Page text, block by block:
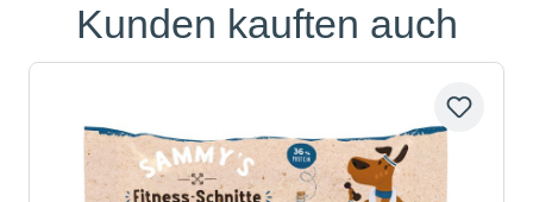
Produktgalerie überspringen
Kunden kauften auch